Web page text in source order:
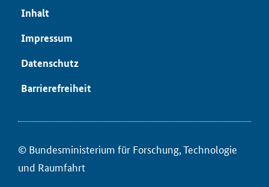
In­halt
Im­pres­sum
Da­ten­schutz
Bar­rie­re­frei­heit
© Bun­des­mi­nis­te­ri­um für ­For­schung, Tech­no­lo­gie
und Raum­fahrt